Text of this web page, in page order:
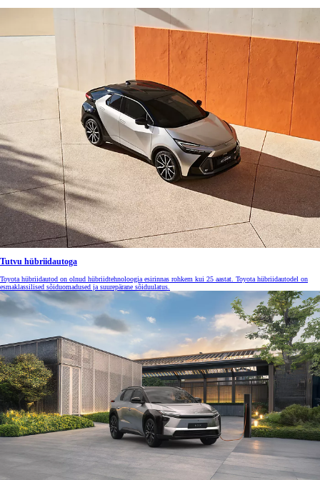
Tutvu hübriidautoga
Toyota hübriidautod on olnud hübriidtehnoloogia esirinnas rohkem kui 25 aastat. Toyota hübriidautodel on
esmaklassilised sõiduomadused ja suurepärane sõiduulatus.